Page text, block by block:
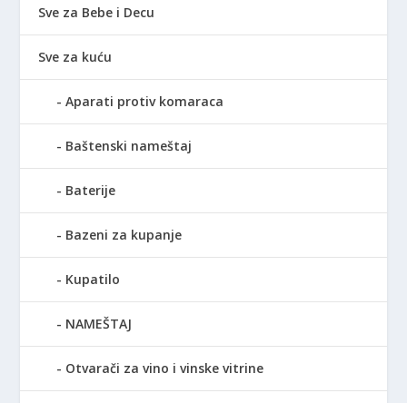
Sve za Bebe i Decu
Sve za kuću
Aparati protiv komaraca
Baštenski nameštaj
Baterije
Bazeni za kupanje
Kupatilo
NAMEŠTAJ
Otvarači za vino i vinske vitrine